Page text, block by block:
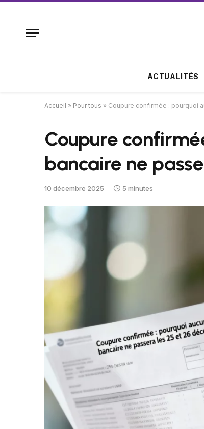
ACTUALITÉS
Accueil » Pour tous » Coupure confirmée : pourquoi
Coupure
bancaire ne
10 décembre 2025 5 minutes